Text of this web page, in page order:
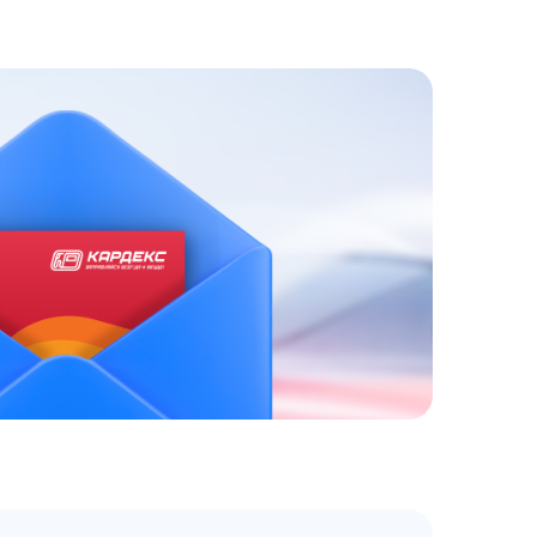
ЗАКАЗАТЬ
ЗВОНОК
18:00 по МСК